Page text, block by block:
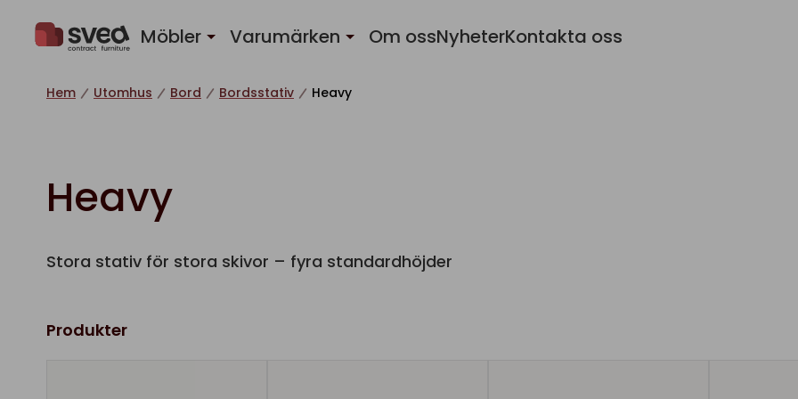
Möbler Varumärken Om ossNyheterKontakta oss
Hem Utomhus Bord Bordsstativ Heavy
Heavy
Stora stativ för stora skivor – fyra standardhöjder
Produkter